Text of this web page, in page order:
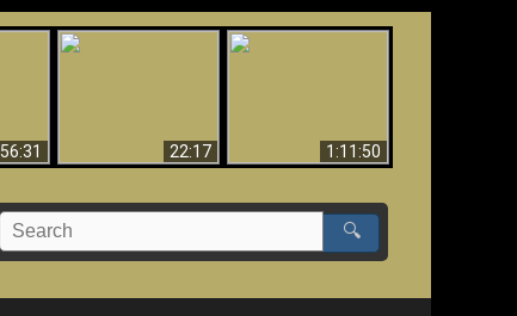
56:31 22:17
1:11:50
🔍